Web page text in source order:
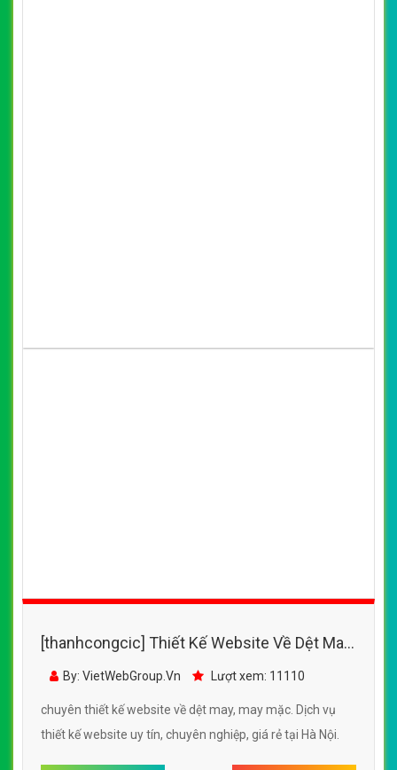
[thanhcongcic] Thiết Kế Website Về Dệt May,
May Mắc - http://detmaysaidong.com.vn/
By: VietWebGroup.Vn Lượt xem: 11110
chuyên thiết kế website về dệt may, may mặc. Dịch vụ
thiết kế website uy tín, chuyên nghiệp, giá rẻ tại Hà Nội.